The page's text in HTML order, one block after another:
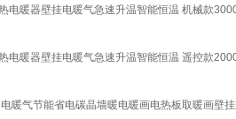
电暖器壁挂电暖气急速升温智能恒温 机械款
电暖器壁挂电暖气急速升温智能恒温 遥控款
暖气节能省电碳晶墙暖电暖画电热板取暖画壁